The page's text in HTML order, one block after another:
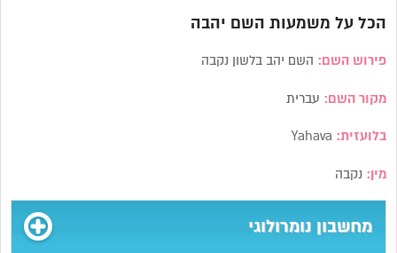
הכל על משמעות השם יהבה
פירוש השם: השם יהב בלשון נקבה
מקור השם: עברית
בלועזית:
מין: נקבה
מחשבון נומרולוגי